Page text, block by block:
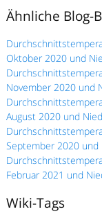
Ähnliche Blog-
Oktober 2020 und
November 2020 und
August 2020 und
September 2020 und
Februar 2021 und
Wiki-Tags